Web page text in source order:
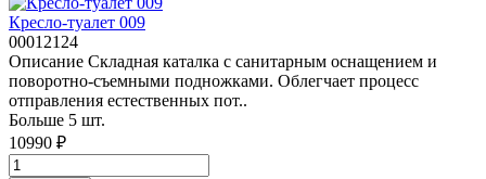
Кресло-туалет 009
00012124
Описание Складная каталка с санитарным оснащением и
поворотно-съемными подножками. Облегчает процесс
отправления естественных пот..
Больше 5 шт.
10990 ₽